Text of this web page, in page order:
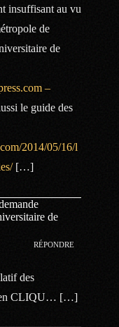
insuffisant au vu
de
de
–
le guide des
2014/05/16/l
[…]
de
RÉPONDRE
des
en CLIQU… […]